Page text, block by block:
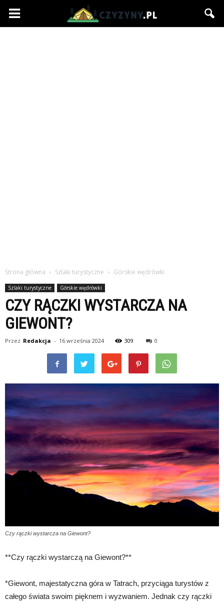
Czyzyny.pl
Strona główna Szlaki turystyczne Górskie wędrówki
Szlaki turystyczne Górskie wędrówki
CZY RĄCZKI WYSTARCZA NA
GIEWONT?
Przez Redakcja - 16 września 2024 309 0
Czy rączki wystarcza na Giewont?
**Czy rączki wystarczą na Giewont?**
*Giewont, majestatyczna góra w Tatrach, przyciąga turystów z
całego świata swoim pięknem i wyzwaniem. Jednak czy rączki